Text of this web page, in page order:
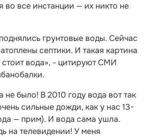
во все инстанции — их никто не
грунтовые воды. Сейчас
септики. И такая картина
стоит вода», - цитируют СМИ
не было! В 2010 году вода вот так
сильные дожди, как у нас 13-
— прим). И вода сама ушла.
на телевидении! У меня